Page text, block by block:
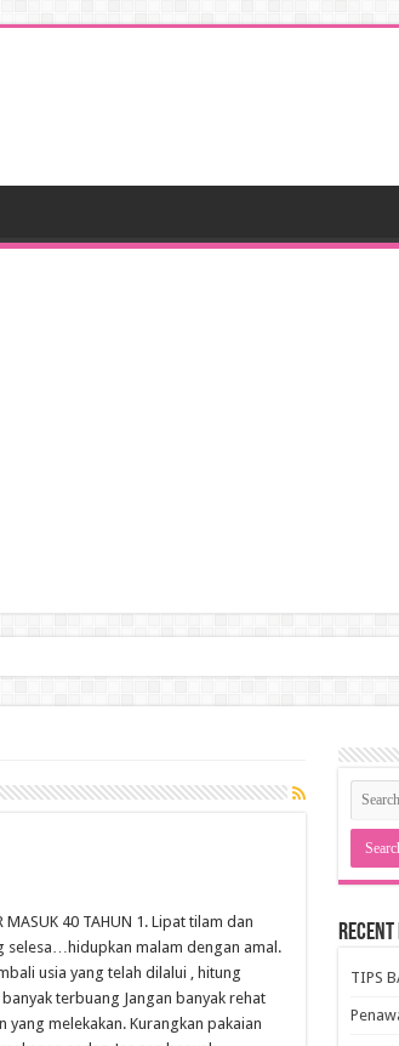
MASUK 40 TAHUN 1. Lipat tilam dan
selesa…hidupkan malam dengan amal.
usia yang telah dilalui , hitung
terbuang Jangan banyak rehat
yang melekakan. Kurangkan pakaian
Recent
TIPS